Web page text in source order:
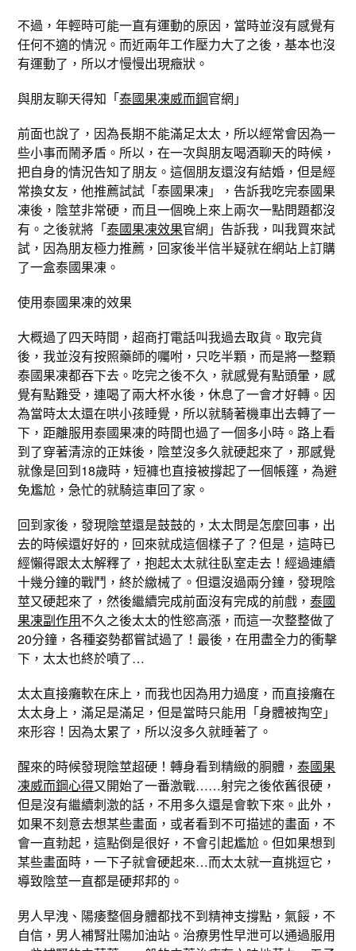
不過，年輕時可能一直有運動的原因，當時並沒有感覺有
任何不適的情況。而近兩年工作壓力大了之後，基本也沒
有運動了，所以才慢慢出現癥狀。
與朋友聊天得知「泰國果凍威而鋼官網」
前面也說了，因為長期不能滿足太太，所以經常會因為一
些小事而鬧矛盾。所以，在一次與朋友喝酒聊天的時候，
把自身的情況告知了朋友。這個朋友還沒有結婚，但是經
常換女友，他推薦試試「泰國果凍」，告訴我吃完泰國果
凍後，陰莖非常硬，而且一個晚上來上兩次一點問題都沒
有。之後就將「泰國果凍效果官網」告訴我，叫我買來試
試，因為朋友極力推薦，回家後半信半疑就在網站上訂購
了一盒泰國果凍。
使用泰國果凍的效果
大概過了四天時間，超商打電話叫我過去取貨。取完貨
後，我並沒有按照藥師的囑咐，只吃半顆，而是將一整顆
泰國果凍都吞下去。吃完之後不久，就感覺有點頭暈，感
覺有點難受，連喝了兩大杯水後，休息了一會才好轉。因
為當時太太還在哄小孩睡覺，所以就騎著機車出去轉了一
下，距離服用泰國果凍的時間也過了一個多小時。路上看
到了穿著清涼的正妹後，陰莖沒多久就硬起來了，那感覺
就像是回到18歲時，短褲也直接被撐起了一個帳篷，為避
免尷尬，急忙的就騎這車回了家。
回到家後，發現陰莖還是鼓鼓的，太太問是怎麼回事，出
去的時候還好好的，回來就成這個樣子了？但是，這時已
經懶得跟太太解釋了，抱起太太就往臥室走去！經過連續
十幾分鐘的戰鬥，終於繳械了。但還沒過兩分鐘，發現陰
莖又硬起來了，然後繼續完成前面沒有完成的前戲，泰國
果凍副作用不久之後太太的性慾高漲，而這一次整整做了
20分鐘，各種姿勢都嘗試過了！最後，在用盡全力的衝擊
下，太太也終於噴了…
太太直接癱軟在床上，而我也因為用力過度，而直接癱在
太太身上，滿足是滿足，但是當時只能用「身體被掏空」
來形容！因為太累了，所以沒多久就睡著了。
醒來的時候發現陰莖超硬！轉身看到精緻的胴體，泰國果
凍威而鋼心得又開始了一番激戰……射完之後依舊很硬，
但是沒有繼續刺激的話，不用多久還是會軟下來。此外，
如果不刻意去想某些畫面，或者看到不可描述的畫面，不
會一直勃起，這點倒是很好，不會引起尷尬。但如果想到
某些畫面時，一下子就會硬起來…而太太就一直挑逗它，
導致陰莖一直都是硬邦邦的。
男人早洩、陽痿整個身體都找不到精神支撐點，氣餒，不
自信，男人補腎壯陽加油站。治療男性早泄可以通過服用